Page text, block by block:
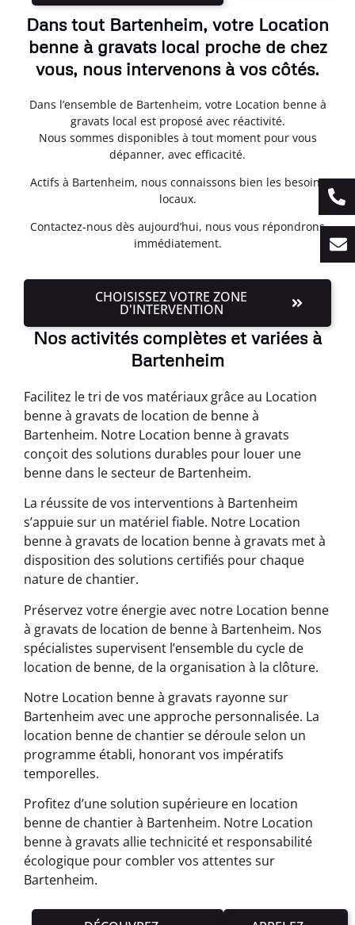
Dans tout Bartenheim, votre Location
benne à gravats local proche de chez
vous, nous intervenons à vos côtés.
Dans l’ensemble de Bartenheim, votre Location benne à
gravats local est proposé avec réactivité.
Nous sommes disponibles à tout moment pour vous
dépanner, avec efficacité.
Actifs à Bartenheim, nous connaissons bien les besoins
locaux.
Contactez-nous dès aujourd’hui, nous vous répondrons
immédiatement.
CHOISISSEZ VOTRE ZONE
D'INTERVENTION
Nos activités complètes et variées à
Bartenheim
Facilitez le tri de vos matériaux grâce au Location
benne à gravats de location de benne à
Bartenheim. Notre Location benne à gravats
conçoit des solutions durables pour louer une
benne dans le secteur de Bartenheim.
La réussite de vos interventions à Bartenheim
s’appuie sur un matériel fiable. Notre Location
benne à gravats de location benne à gravats met à
disposition des solutions certifiés pour chaque
nature de chantier.
Préservez votre énergie avec notre Location benne
à gravats de location de benne à Bartenheim. Nos
spécialistes supervisent l’ensemble du cycle de
location de benne, de la organisation à la clôture.
Notre Location benne à gravats rayonne sur
Bartenheim avec une approche personnalisée. La
location benne de chantier se déroule selon un
programme établi, honorant vos impératifs
temporelles.
Profitez d’une solution supérieure en location
benne de chantier à Bartenheim. Notre Location
benne à gravats allie technicité et responsabilité
écologique pour combler vos attentes sur
Bartenheim.